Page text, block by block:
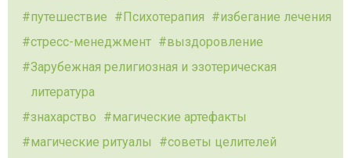
путешествие
Психотерапия
избегание лечения
стресс-менеджмент
выздоровление
Зарубежная религиозная и эзотерическая
литература
знахарство
магические артефакты
магические ритуалы
советы целителей